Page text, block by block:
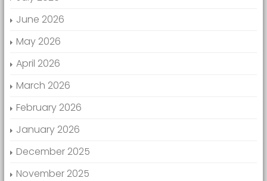
June 2026
May 2026
April 2026
March 2026
February 2026
January 2026
December 2025
November 2025